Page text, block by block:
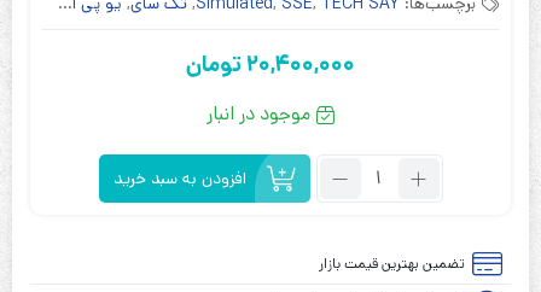
20,400,000 تومان
موجود در انبار
تعداد:
اس
افزودن به سبد خرید
تضمین بهترین قیمت بازار